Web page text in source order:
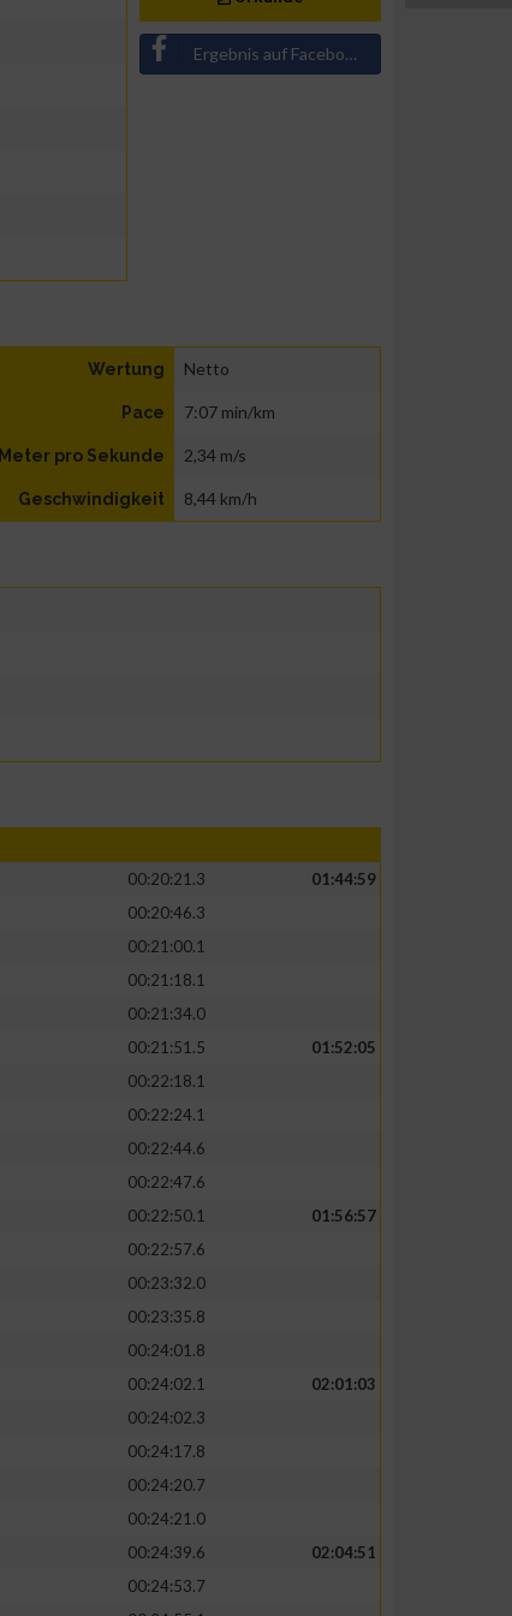
Ergebnis auf Facebook teilen
Wertung Netto
Pace 7:07 min/km
Meter pro Sekunde 2,34 m/s
Geschwindigkeit 8,44 km/h
00:20:21.3
01:44:59
00:20:46.3
00:21:00.1
00:21:18.1
00:21:34.0
00:21:51.5
01:52:05
00:22:18.1
00:22:24.1
00:22:44.6
00:22:47.6
00:22:50.1
01:56:57
00:22:57.6
00:23:32.0
00:23:35.8
00:24:01.8
00:24:02.1
02:01:03
00:24:02.3
00:24:17.8
00:24:20.7
00:24:21.0
00:24:39.6
02:04:51
00:24:53.7